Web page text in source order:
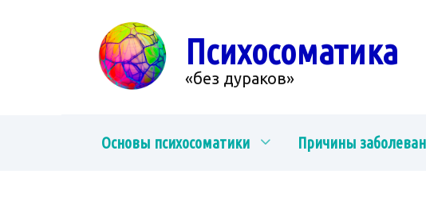
Психосоматика
«без дураков»
Основы психосоматики Причины